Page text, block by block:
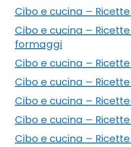
Cibo e cucina –
Cibo e cucina –
formaggi
Cibo e cucina –
Cibo e cucina –
Cibo e cucina –
Cibo e cucina –
Cibo e cucina –